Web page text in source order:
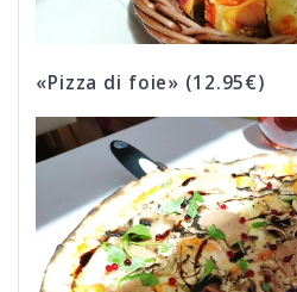
«Pizza di foie» (12.95€)